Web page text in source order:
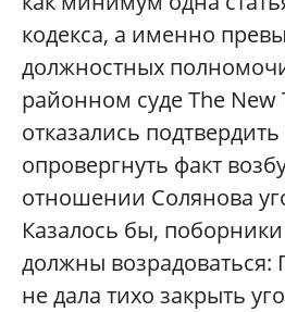
кодекса, а именно
должностных
районном суде The New
отказались
опровергнуть факт
отношении Солянова
Казалось бы,
должны возрадоваться:
не дала тихо закрыть